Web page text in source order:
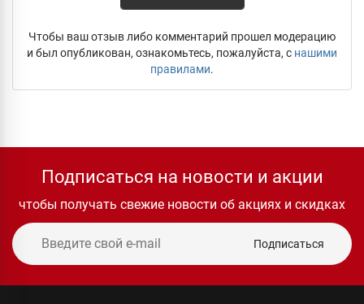
Чтобы ваш отзыв либо комментарий прошел модерацию
и был опубликован, ознакомьтесь, пожалуйста, с нашими
правилами.
Подписаться на новости и акции
чтобы получать свежие новости об акциях и скидках
Подписаться